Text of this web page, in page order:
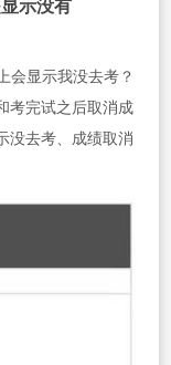
示没有
会显示我没去考？
考完试之后取消成
没去考、成绩取消